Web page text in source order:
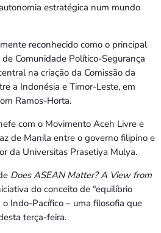
estratégica num mundo
reconhecido como o principal
Comunidade Político-Segurança
na criação da Comissão da
a Indonésia e Timor-Leste, em
Ramos-Horta.
com o Movimento Aceh Livre e
de Manila entre o governo filipino e
da Universitas Prasetiya Mulya.
Does ASEAN Matter? A View from
do conceito de “equilíbrio
Indo-Pacífico – uma filosofia que
terça-feira.